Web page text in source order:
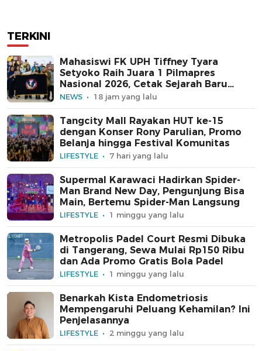
TERKINI
Mahasiswi FK UPH Tiffney Tyara
Setyoko Raih Juara 1 Pilmapres
Nasional 2026, Cetak Sejarah Baru
untuk Kampus Swasta
NEWS 18 jam yang lalu
Tangcity Mall Rayakan HUT ke-15
dengan Konser Rony Parulian, Promo
Belanja hingga Festival Komunitas
LIFESTYLE 7 hari yang lalu
Supermal Karawaci Hadirkan Spider-
Man Brand New Day, Pengunjung Bisa
Main, Bertemu Spider-Man Langsung
LIFESTYLE 1 minggu yang lalu
Metropolis Padel Court Resmi Dibuka
di Tangerang, Sewa Mulai Rp150 Ribu
dan Ada Promo Gratis Bola Padel
LIFESTYLE 1 minggu yang lalu
Benarkah Kista Endometriosis
Mempengaruhi Peluang Kehamilan? Ini
Penjelasannya
LIFESTYLE 2 minggu yang lalu